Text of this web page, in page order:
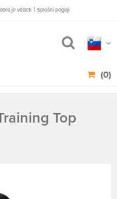
je vedeti | Splošni pogoji
(0)
Top